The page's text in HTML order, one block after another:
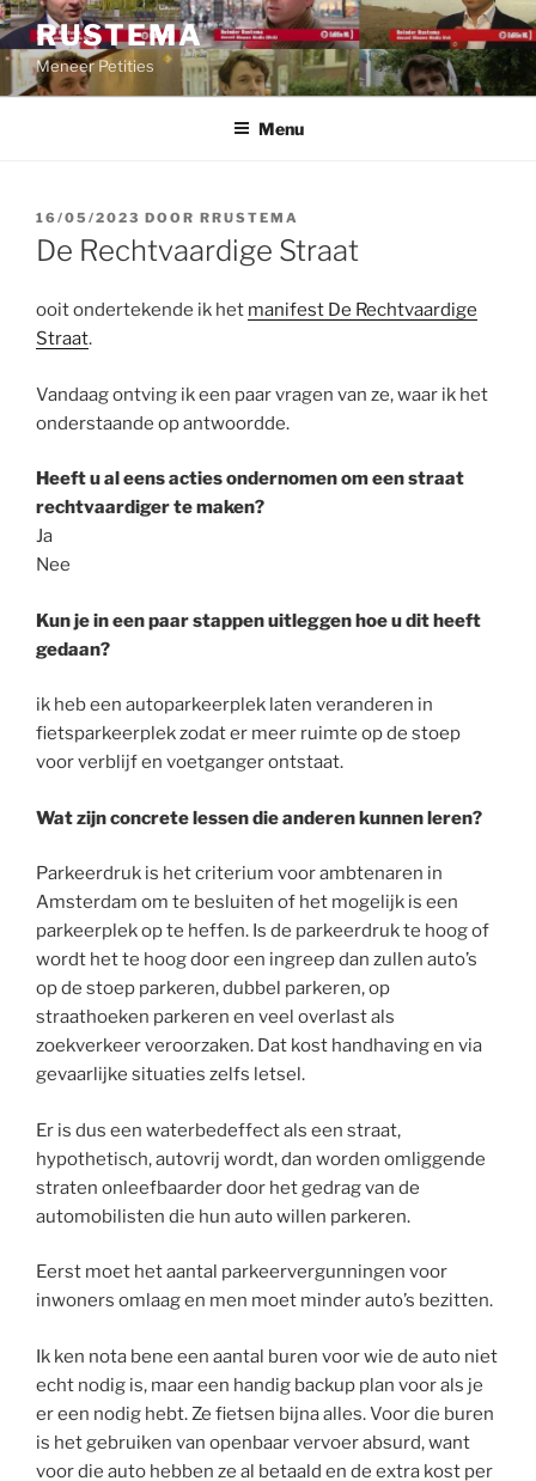
Ga
naar
inhoud
RUSTEMA
Meneer Petities
Menu
GEPLAATST
OP
16/05/2023 DOOR RRUSTEMA
De Rechtvaardige Straat
ooit ondertekende ik het manifest De Rechtvaardige
Straat.
Vandaag ontving ik een paar vragen van ze, waar ik het
onderstaande op antwoordde.
Heeft u al eens acties ondernomen om een straat
rechtvaardiger te maken?
Ja
Nee
Kun je in een paar stappen uitleggen hoe u dit heeft
gedaan?
ik heb een autoparkeerplek laten veranderen in
fietsparkeerplek zodat er meer ruimte op de stoep
voor verblijf en voetganger ontstaat.
Wat zijn concrete lessen die anderen kunnen leren?
Parkeerdruk is het criterium voor ambtenaren in
Amsterdam om te besluiten of het mogelijk is een
parkeerplek op te heffen. Is de parkeerdruk te hoog of
wordt het te hoog door een ingreep dan zullen auto’s
op de stoep parkeren, dubbel parkeren, op
straathoeken parkeren en veel overlast als
zoekverkeer veroorzaken. Dat kost handhaving en via
gevaarlijke situaties zelfs letsel.
Er is dus een waterbedeffect als een straat,
hypothetisch, autovrij wordt, dan worden omliggende
straten onleefbaarder door het gedrag van de
automobilisten die hun auto willen parkeren.
Eerst moet het aantal parkeervergunningen voor
inwoners omlaag en men moet minder auto’s bezitten.
Ik ken nota bene een aantal buren voor wie de auto niet
echt nodig is, maar een handig backup plan voor als je
er een nodig hebt. Ze fietsen bijna alles. Voor die buren
is het gebruiken van openbaar vervoer absurd, want
voor die auto hebben ze al betaald en de extra kost per